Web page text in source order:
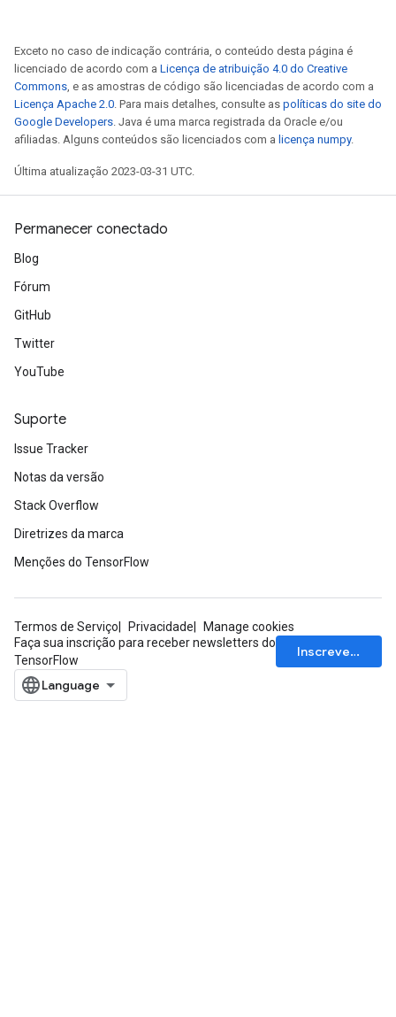
Exceto no caso de indicação contrária, o conteúdo desta página é
licenciado de acordo com a Licença de atribuição 4.0 do Creative
Commons, e as amostras de código são licenciadas de acordo com a
Licença Apache 2.0. Para mais detalhes, consulte as políticas do site do
Google Developers. Java é uma marca registrada da Oracle e/ou
afiliadas. Alguns conteúdos são licenciados com a licença numpy.
Última atualização 2023-03-31 UTC.
Permanecer conectado
Blog
Fórum
GitHub
Twitter
YouTube
Suporte
Issue Tracker
Notas da versão
Stack Overflow
Diretrizes da marca
Menções do TensorFlow
Termos de Serviço Privacidade
Manage cookies
Faça sua inscrição para receber newsletters do
TensorFlow
Inscrever-se